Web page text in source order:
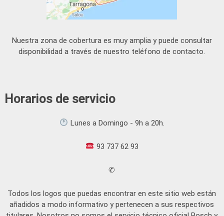
Nuestra zona de cobertura es muy amplia y puede consultar
disponibilidad a través de nuestro teléfono de contacto.
Horarios de servicio
Lunes a Domingo - 9h a 20h.
93 737 62 93
✆
Todos los logos que puedas encontrar en este sitio web están
añadidos a modo informativo y pertenecen a sus respectivos